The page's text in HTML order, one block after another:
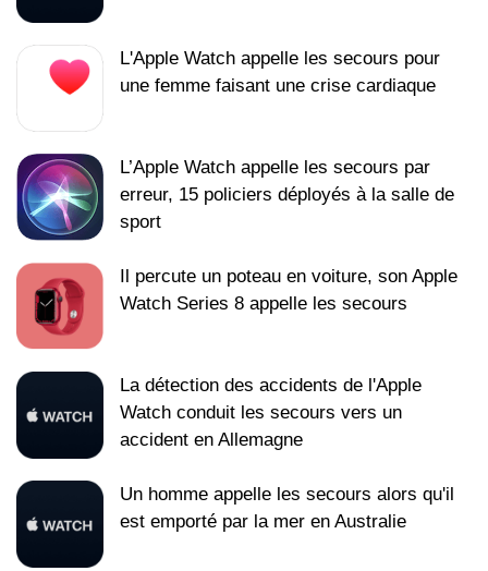
L'Apple Watch appelle les secours pour
une femme faisant une crise cardiaque
L’Apple Watch appelle les secours par
erreur, 15 policiers déployés à la salle de
sport
Il percute un poteau en voiture, son Apple
Watch Series 8 appelle les secours
La détection des accidents de l'Apple
Watch conduit les secours vers un
accident en Allemagne
Un homme appelle les secours alors qu'il
est emporté par la mer en Australie